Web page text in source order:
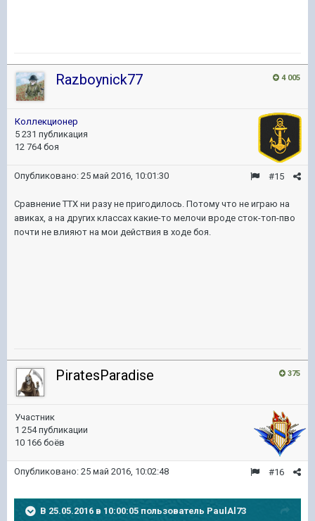
4 005
Razboynick77
Коллекционер
5 231 публикация
12 764 боя
#15
Опубликовано: 25 май 2016, 10:01:30
Сравнение ТТХ ни разу не пригодилось. Потому что не играю на
авиках, а на других классах какие-то мелочи вроде сток-топ-пво
почти не влияют на мои действия в ходе боя.
375
PiratesParadise
Участник
1 254 публикации
10 166 боёв
#16
Опубликовано: 25 май 2016, 10:02:48
В 25.05.2016 в 10:00:05 пользователь PaulAl73